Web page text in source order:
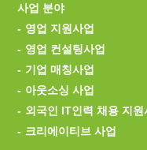
사업 분야
영업 지원사업
영업 컨설팅사업
기업 매칭사업
아웃소싱 사업
외국인 IT인력 채용 지원
크리에이티브 사업